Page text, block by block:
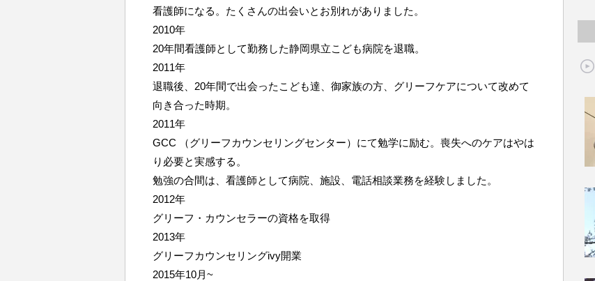
看護師になる。たくさんの出会いとお別れがありました。
2010年
20年間看護師として勤務した静岡県立こども病院を退職。
2011年
退職後、20年間で出会ったこども達、御家族の方、グリーフケアについて改めて
向き合った時期。
2011年
GCC （グリーフカウンセリングセンター）にて勉学に励む。喪失へのケアはやは
り必要と実感する。
勉強の合間は、看護師として病院、施設、電話相談業務を経験しました。
2012年
グリーフ・カウンセラーの資格を取得
2013年
グリーフカウンセリングivy開業
2015年10月~